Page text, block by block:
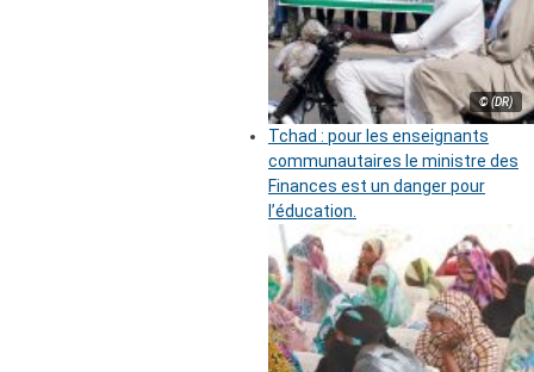
© (DR)
Tchad : pour les enseignants
communautaires le ministre des
Finances est un danger pour
l’éducation.